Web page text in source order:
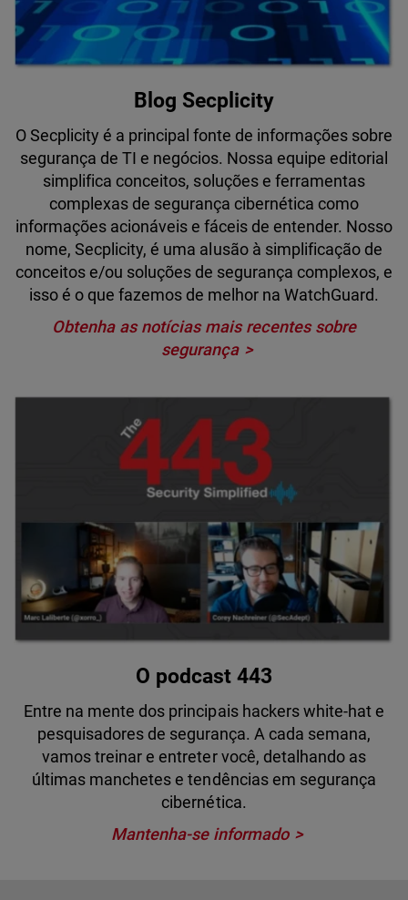
Blog Secplicity
O Secplicity é a principal fonte de informações sobre
segurança de TI e negócios. Nossa equipe editorial
simplifica conceitos, soluções e ferramentas
complexas de segurança cibernética como
informações acionáveis e fáceis de entender. Nosso
nome, Secplicity, é uma alusão à simplificação de
conceitos e/ou soluções de segurança complexos, e
isso é o que fazemos de melhor na WatchGuard.
Obtenha as notícias mais recentes sobre
segurança
O podcast 443
Entre na mente dos principais hackers white-hat e
pesquisadores de segurança. A cada semana,
vamos treinar e entreter você, detalhando as
últimas manchetes e tendências em segurança
cibernética.
Mantenha-se informado